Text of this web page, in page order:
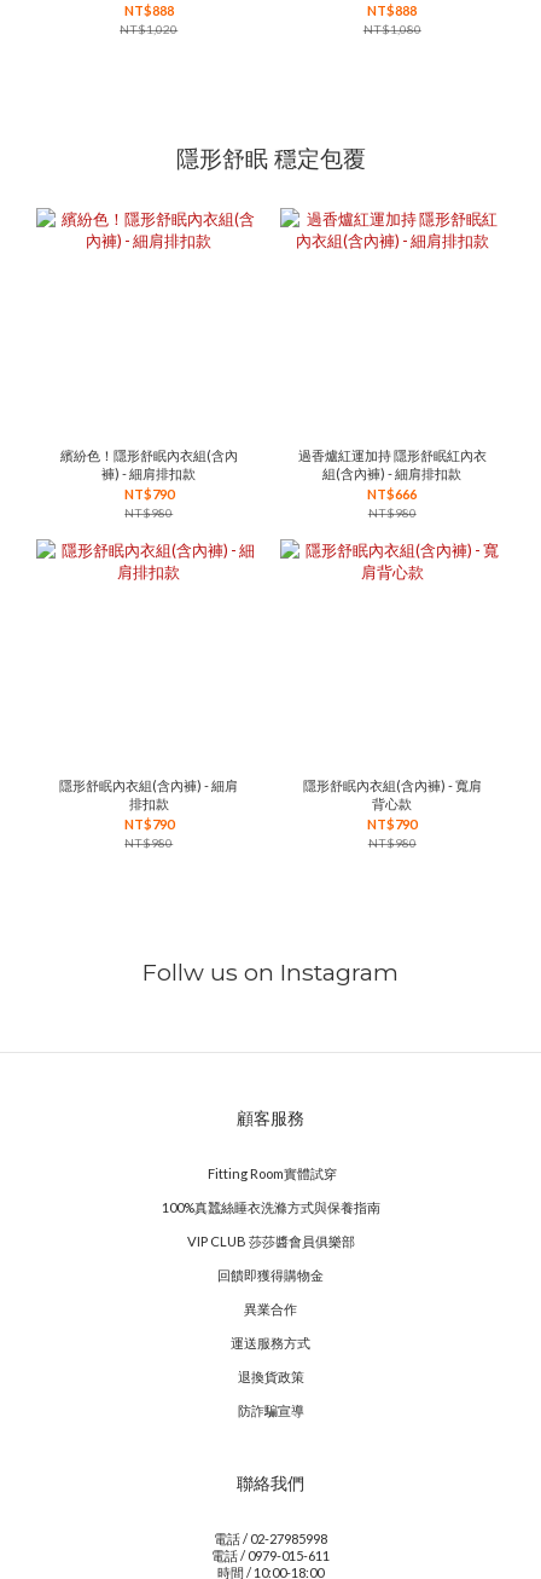
NT$888
NT$1,020
NT$888
NT$1,080
隱形舒眠 穩定包覆
繽紛色！隱形舒眠內衣組(含內
褲) - 細肩排扣款
NT$790
NT$980
過香爐紅運加持 隱形舒眠紅內衣
組(含內褲) - 細肩排扣款
NT$666
NT$980
隱形舒眠內衣組(含內褲) - 細肩
排扣款
NT$790
NT$980
隱形舒眠內衣組(含內褲) - 寬肩
背心款
NT$790
NT$980
Follw us on Instagram
顧客服務
Fitting Room實體試穿
100%真蠶絲睡衣洗滌方式與保養指南
VIP CLUB 莎莎醬會員俱樂部
回饋即獲得購物金
異業合作
運送服務方式
退換貨政策
防詐騙宣導
聯絡我們
電話 / 02-27985998
電話 / 0979-015-611
時間 / 10:00-18:00